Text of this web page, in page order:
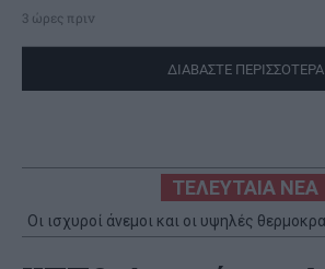
3 ώρες πριν
ΔΙΑΒΑΣΤΕ ΠΕΡΙΣΣΟΤΕΡΑ